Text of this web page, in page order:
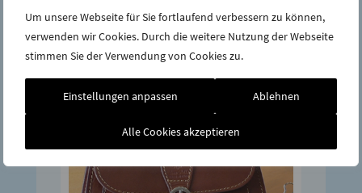
Um unsere Webseite für Sie fortlaufend verbessern zu können,
verwenden wir Cookies. Durch die weitere Nutzung der Webseite
stimmen Sie der Verwendung von Cookies zu.
Einstellungen anpassen Ablehnen
Alle Cookies akzeptieren
Schritt 4:
Falls nach Fertigstellung Lücken zu sehen
sind, einfach ein Stück Folie drüberlegen
und die Stelle nochmal nacharbeiten.